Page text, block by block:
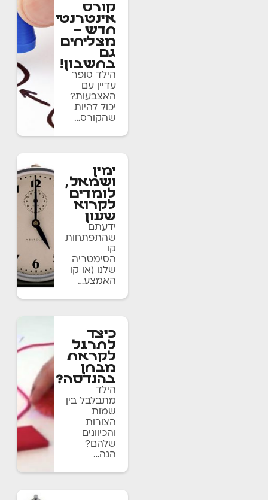
קורס
אינטרנטי
חדש –
מצליחים
גם
בחשבון!
הילד סופר
עדיין עם
האצבעות?
יכול להיות
שהקורס…
ימין
ושמאל,
לומדים
לקרוא
שעון
ידעתם
שהתפתחות
קו
הסימטריה
שלנו (או קו
האמצע…
כיצד
לתרגל
לקראת
מבחן
בהנדסה?
הילד
מתבלבל בין
שמות
הצורות
והכיוונים
שלהם?
הנה…